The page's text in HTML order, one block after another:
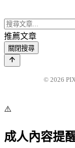
推薦文章
關閉搜尋
© 2026
⚠️
成人內容提